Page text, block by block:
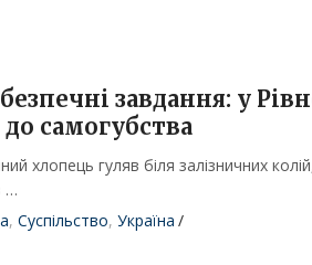
завдання: у
самогубства
хлопець гуляв біля залізничних
…
, Суспільство, Україна /